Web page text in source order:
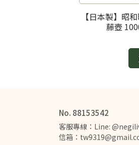
【日本製】昭
藤壺
No. 88153542
客服專線：Line:
信箱：